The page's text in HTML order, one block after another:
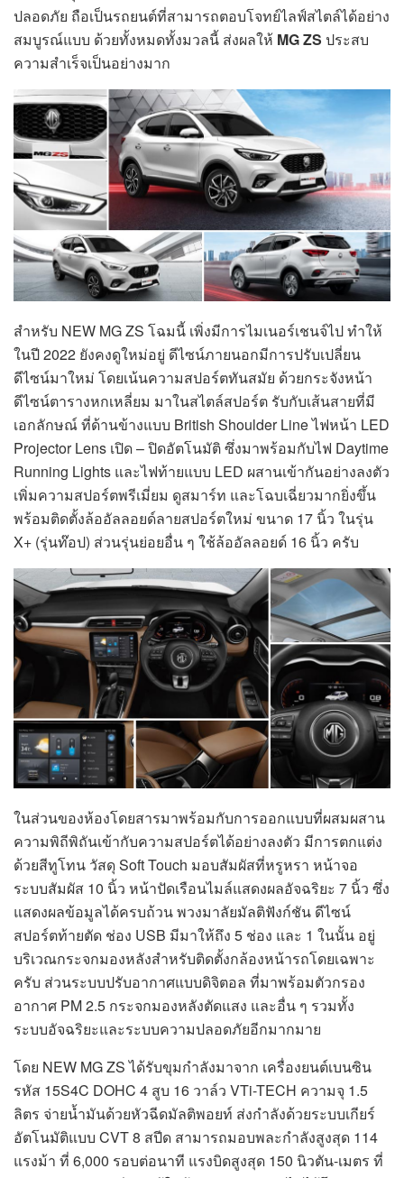
ปลอดภัย ถือเป็นรถยนต์ที่สามารถตอบโจทย์ไลฟ์สไตล์ได้อย่าง
สมบูรณ์แบบ ด้วยทั้งหมดทั้งมวลนี้ ส่งผลให้ MG ZS ประสบ
ความสำเร็จเป็นอย่างมาก
สำหรับ NEW MG ZS โฉมนี้ เพิ่งมีการไมเนอร์เชนจ์ไป ทำให้
ในปี 2022 ยังคงดูใหม่อยู่ ดีไซน์ภายนอกมีการปรับเปลี่ยน
ดีไซน์มาใหม่ โดยเน้นความสปอร์ตทันสมัย ด้วยกระจังหน้า
ดีไซน์ตารางหกเหลี่ยม มาในสไตล์สปอร์ต รับกับเส้นสายที่มี
เอกลักษณ์ ที่ด้านข้างแบบ British Shoulder Line ไฟหน้า LED
Projector Lens เปิด – ปิดอัตโนมัติ ซึ่งมาพร้อมกับไฟ Daytime
Running Lights และไฟท้ายแบบ LED ผสานเข้ากันอย่างลงตัว
เพิ่มความสปอร์ตพรีเมี่ยม ดูสมาร์ท และโฉบเฉี่ยวมากยิ่งขึ้น
พร้อมติดตั้งล้ออัลลอยด์ลายสปอร์ตใหม่ ขนาด 17 นิ้ว ในรุ่น
X+ (รุ่นท๊อป) ส่วนรุ่นย่อยอื่น ๆ ใช้ล้ออัลลอยด์ 16 นิ้ว ครับ
ในส่วนของห้องโดยสารมาพร้อมกับการออกแบบที่ผสมผสาน
ความพิถีพิถันเข้ากับความสปอร์ตได้อย่างลงตัว มีการตกแต่ง
ด้วยสีทูโทน วัสดุ Soft Touch มอบสัมผัสที่หรูหรา หน้าจอ
ระบบสัมผัส 10 นิ้ว หน้าปัดเรือนไมล์แสดงผลอัจฉริยะ 7 นิ้ว ซึ่ง
แสดงผลข้อมูลได้ครบถ้วน พวงมาลัยมัลติฟังก์ชัน ดีไซน์
สปอร์ตท้ายตัด ช่อง USB มีมาให้ถึง 5 ช่อง และ 1 ในนั้น อยู่
บริเวณกระจกมองหลังสำหรับติดตั้งกล้องหน้ารถโดยเฉพาะ
ครับ ส่วนระบบปรับอากาศแบบดิจิตอล ที่มาพร้อมตัวกรอง
อากาศ PM 2.5 กระจกมองหลังตัดแสง และอื่น ๆ รวมทั้ง
ระบบอัจฉริยะและระบบความปลอดภัยอีกมากมาย
โดย NEW MG ZS ได้รับขุมกำลังมาจาก เครื่องยนต์เบนซิน
รหัส 15S4C DOHC 4 สูบ 16 วาล์ว VTi-TECH ความจุ 1.5
ลิตร จ่ายน้ำมันด้วยหัวฉีดมัลติพอยท์ ส่งกำลังด้วยระบบเกียร์
อัตโนมัติแบบ CVT 8 สปีด สามารถมอบพละกำลังสูงสุด 114
แรงม้า ที่ 6,000 รอบต่อนาที แรงบิดสูงสุด 150 นิวตัน-เมตร ที่